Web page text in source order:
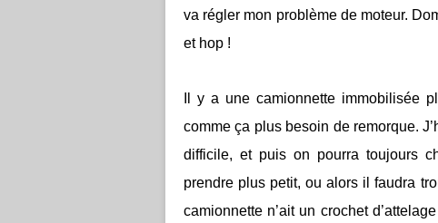
va régler mon problème de moteur.
et hop !
Il y a une camionnette immobilisée
comme ça plus besoin de remorque.
difficile, et puis on pourra toujours
prendre plus petit, ou alors il faudra
camionnette n’ait un crochet